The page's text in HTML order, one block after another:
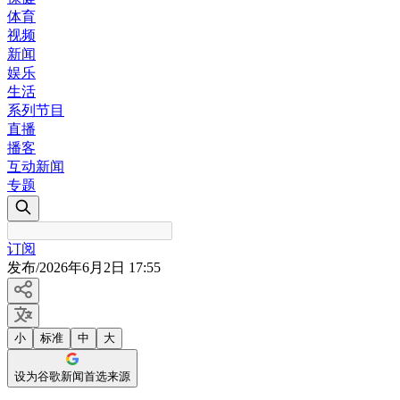
体育
视频
新闻
娱乐
生活
系列节目
直播
播客
互动新闻
专题
订阅
发布/2026年6月2日 17:55
小 标准 中 大
设为谷歌新闻首选来源